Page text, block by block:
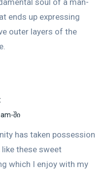
soul of a man-
ends up expressing
outer layers of the
ში
has taken possession
these sweet
which I enjoy with my